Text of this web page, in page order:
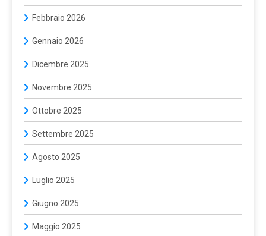
Febbraio 2026
Gennaio 2026
Dicembre 2025
Novembre 2025
Ottobre 2025
Settembre 2025
Agosto 2025
Luglio 2025
Giugno 2025
Maggio 2025